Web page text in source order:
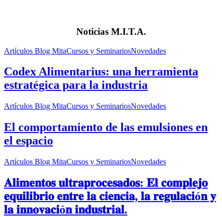
Noticias M.I.T.A.
Artículos Blog MitaCursos y SeminariosNovedades
Codex Alimentarius: una herramienta
estratégica para la industria
Artículos Blog MitaCursos y SeminariosNovedades
El comportamiento de las emulsiones en
el espacio
Artículos Blog MitaCursos y SeminariosNovedades
𝐀𝐥𝐢𝐦𝐞𝐧𝐭𝐨𝐬 𝐮𝐥𝐭𝐫𝐚𝐩𝐫𝐨𝐜𝐞𝐬𝐚𝐝𝐨𝐬: 𝐄𝐥 𝐜𝐨𝐦𝐩𝐥𝐞𝐣𝐨
𝐞𝐪𝐮𝐢𝐥𝐢𝐛𝐫𝐢𝐨 𝐞𝐧𝐭𝐫𝐞 𝐥𝐚 𝐜𝐢𝐞𝐧𝐜𝐢𝐚, 𝐥𝐚 𝐫𝐞𝐠𝐮𝐥𝐚𝐜𝐢ó𝐧 𝐲
𝐥𝐚 𝐢𝐧𝐧𝐨𝐯𝐚𝐜𝐢ó𝐧 𝐢𝐧𝐝𝐮𝐬𝐭𝐫𝐢𝐚𝐥.